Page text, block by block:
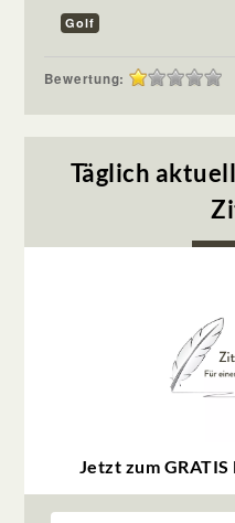
Golf
Bewertung: